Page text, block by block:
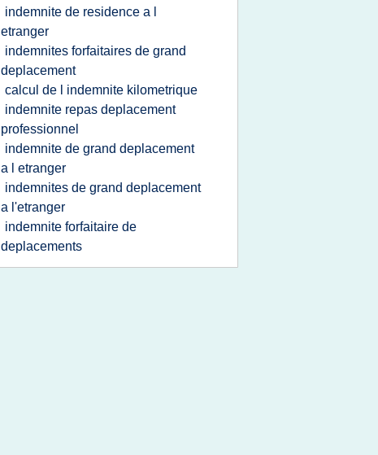
indemnite de residence a l
etranger
indemnites forfaitaires de grand
deplacement
calcul de l indemnite kilometrique
indemnite repas deplacement
professionnel
indemnite de grand deplacement
a l etranger
indemnites de grand deplacement
a l'etranger
indemnite forfaitaire de
deplacements